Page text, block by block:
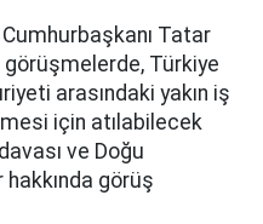
Tatar
Türkiye
arasındaki yakın iş
için atılabilecek
ve Doğu
görüş